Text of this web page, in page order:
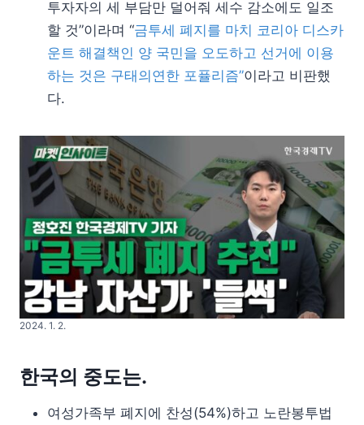
투자자의 세 부담만 덜어줘 세수 감소에도 일조
할 것”이라며 “금투세 폐지를 마치 코리아 디스카
운트 해결책인 양 국민을 오도하고 선거에 이용
하는 것은 구태의연한 포퓰리즘”이라고 비판했
다.
2024. 1. 2.
한국의 중도는.
여성가족부 폐지에 찬성(54%)하고 노란봉투법